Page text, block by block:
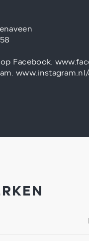
Facebook.